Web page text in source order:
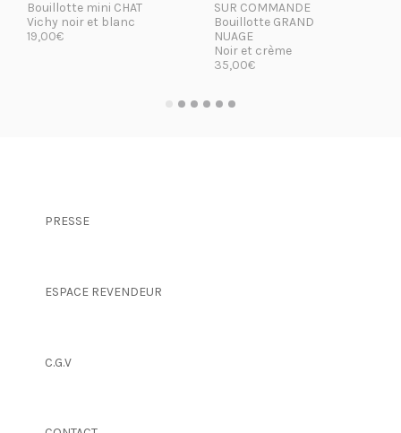
Bouillotte mini CHAT
Vichy noir et blanc
19,00€
SUR COMMANDE
Bouillotte GRAND
NUAGE
Noir et crème
35,00€
LIRE LA SUITE
PRESSE
ESPACE REVENDEUR
C.G.V